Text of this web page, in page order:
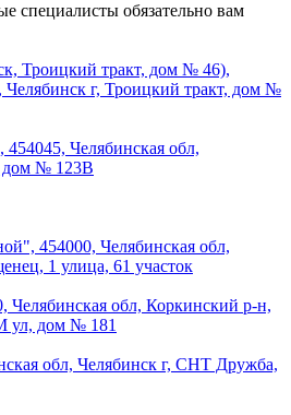
специалисты обязательно вам
Троицкий тракт, дом № 46),
Челябинск г, Троицкий тракт, дом №
Челябинская обл,
дом № 123В
454000, Челябинская обл,
1 улица, 61 участок
Челябинская обл, Коркинский р-н,
ул, дом № 181
обл, Челябинск г, СНТ Дружба,